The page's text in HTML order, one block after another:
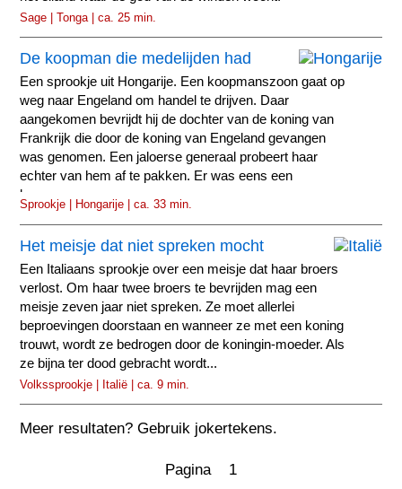
Sage | Tonga | ca. 25 min.
De koopman die medelijden had
Een sprookje uit Hongarije. Een koopmanszoon gaat op
weg naar Engeland om handel te drijven. Daar
aangekomen bevrijdt hij de dochter van de koning van
Frankrijk die door de koning van Engeland gevangen
was genomen. Een jaloerse generaal probeert haar
echter van hem af te pakken. Er was eens een
koopman...
Sprookje | Hongarije | ca. 33 min.
Het meisje dat niet spreken mocht
Een Italiaans sprookje over een meisje dat haar broers
verlost. Om haar twee broers te bevrijden mag een
meisje zeven jaar niet spreken. Ze moet allerlei
beproevingen doorstaan en wanneer ze met een koning
trouwt, wordt ze bedrogen door de koningin-moeder. Als
ze bijna ter dood gebracht wordt...
Volkssprookje | Italië | ca. 9 min.
Meer resultaten? Gebruik jokertekens.
Pagina 1